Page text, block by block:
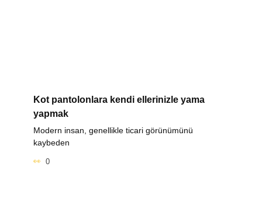
Kot pantolonlara kendi ellerinizle yama
yapmak
Modern insan, genellikle ticari görünümünü
kaybeden
0